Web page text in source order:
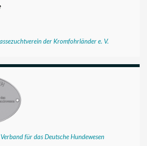
der Kromfohrländer e. V.
für das Deutsche Hundewesen